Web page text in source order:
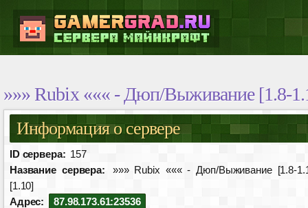
»»» Rubix ««« - Дюп/Выживание [1.8-
Информация о сервере
ID сервера: 157
Название сервера:
»»» Rubix ««« - Дюп/Выживание [1.8-
[1.10]
Адрес:
87.98.173.61:23536